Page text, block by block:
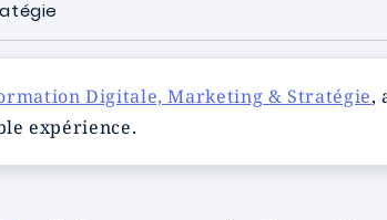
Digitale, Marketing & Stratégie,
expérience.